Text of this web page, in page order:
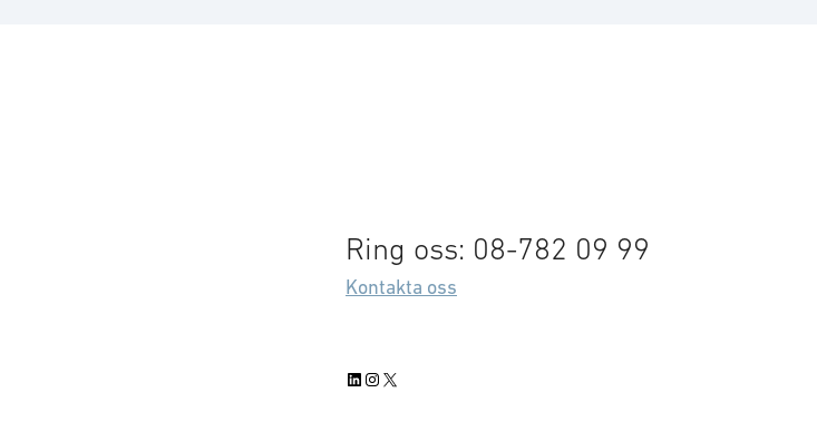
Ring oss: 08-782 09 99
Kontakta oss
LinkedIn
Instagram
X